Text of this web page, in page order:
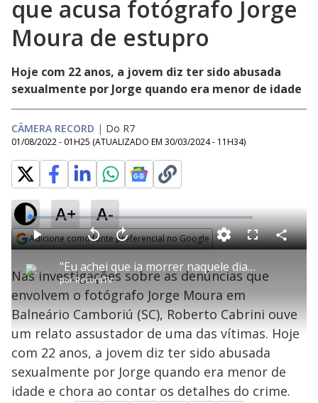
que acusa fotógrafo Jorge
Moura de estupro
Hoje com 22 anos, a jovem diz ter sido abusada
sexualmente por Jorge quando era menor de idade
CÂMERA RECORD | Do R7
01/08/2022 - 01H25 (ATUALIZADO EM 30/03/2024 - 11H34)
A+ A-
Adicione como fonte preferencial no Google
P
l
a
"Eu achei que ia morrer naquele dia", diz jovem que acusa fotógrafo Jorge Moura de estupro
porRecordTV
P V
t
a
r
0
e
g
n
d
s
A
n
ç
a
1
s
e
u
n
o
s
L
o
a
d
e
:
1
.
0
7
%
F
l
s
c
n
C
o
a
Nas investigações sobre as denúncias que
envolvem o fotógrafo Jorge Moura em
Balneário Camboriú (SC), Roberto Cabrini ouve
um relato assustador de uma das vítimas. Hoje
com 22 anos, a jovem diz ter sido abusada
sexualmente por Jorge quando era menor de
idade e chora ao contar os detalhes do crime.